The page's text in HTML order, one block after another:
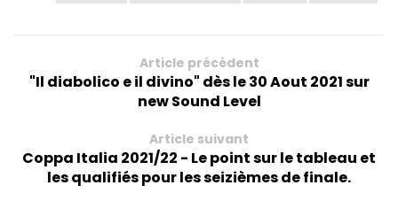
Article précédent
"Il diabolico e il divino" dès le 30 Aout 2021 sur
new Sound Level
Article suivant
Coppa Italia 2021/22 - Le point sur le tableau et
les qualifiés pour les seizièmes de finale.